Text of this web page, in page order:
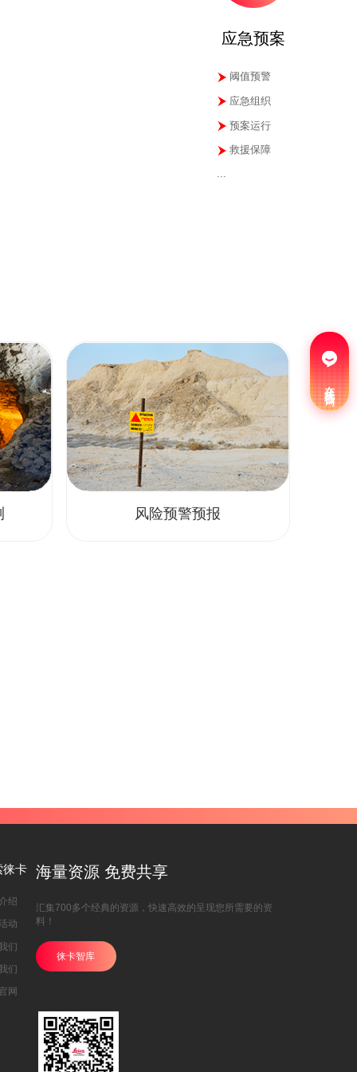
应急预案
阈值预警
应急组织
预案运行
救援保障
风险预警预报
徕卡
绍
动
们
们
网
海量资源 免费共享
汇集700多个经典的资源，快速高效的呈现您所需要的资
料！
徕卡智库
在线咨询